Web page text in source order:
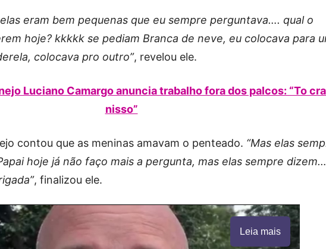
eram bem pequenas que eu sempre perguntava…. qual o
hoje? kkkkk se pediam Branca de neve, eu colocava para
colocava pro outro”, revelou ele.
Luciano Camargo anuncia trabalho fora dos palcos: “To
nisso”
contou que as meninas amavam o penteado. “Mas elas
hoje já não faço mais a pergunta, mas elas sempre dizem…
, finalizou ele.
Leia mais